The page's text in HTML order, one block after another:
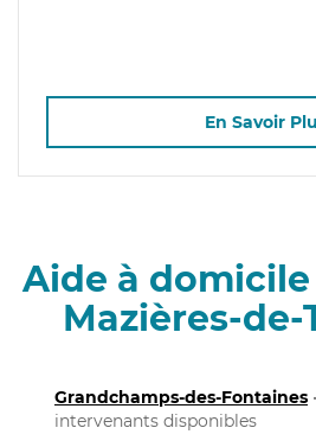
En Savoir
Aide à
Mazières-
Grandchamps-des-Fontaines
intervenants disponibles